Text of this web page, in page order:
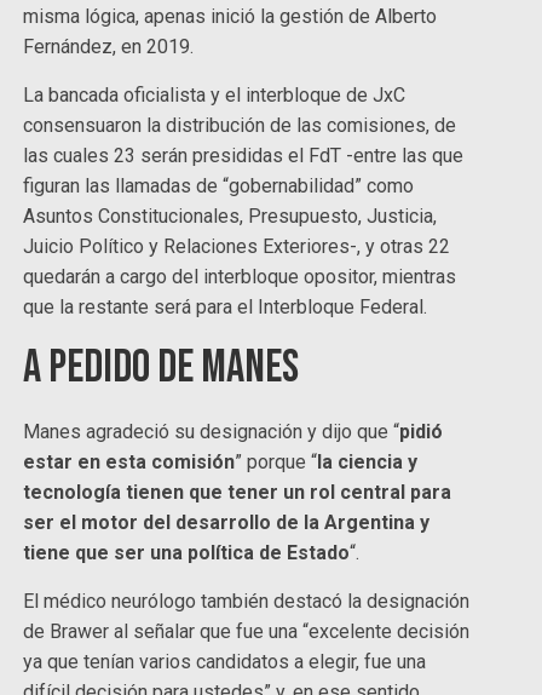
misma lógica, apenas inició la gestión de Alberto
Fernández, en 2019.
La bancada oficialista y el interbloque de JxC
consensuaron la distribución de las comisiones, de
las cuales 23 serán presididas el FdT -entre las que
figuran las llamadas de “gobernabilidad” como
Asuntos Constitucionales, Presupuesto, Justicia,
Juicio Político y Relaciones Exteriores-, y otras 22
quedarán a cargo del interbloque opositor, mientras
que la restante será para el Interbloque Federal.
A pedido de Manes
Manes agradeció su designación y dijo que “pidió
estar en esta comisión” porque “ la ciencia y
tecnología tienen que tener un rol central para
ser el motor del desarrollo de la Argentina y
tiene que ser una política de Estado“.
El médico neurólogo también destacó la designación
de Brawer al señalar que fue una “excelente decisión
ya que tenían varios candidatos a elegir, fue una